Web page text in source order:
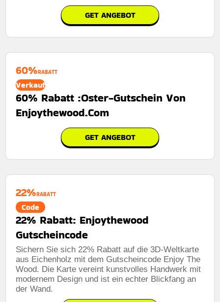
GET ANGEBOT
60%RABATT
Verkauf
60% Rabatt :Oster-Gutschein Von
Enjoythewood.Com
GET ANGEBOT
22%RABATT
Code
22% Rabatt: Enjoythewood
Gutscheincode
Sichern Sie sich 22% Rabatt auf die 3D-Weltkarte
aus Eichenholz mit dem Gutscheincode Enjoy The
Wood. Die Karte vereint kunstvolles Handwerk mit
modernem Design und ist ein echter Blickfang an
der Wand.